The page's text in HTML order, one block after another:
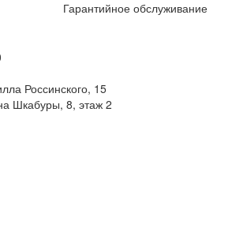
Гарантийное обслуживание
Россинского, 15
Шкабуры, 8, этаж 2